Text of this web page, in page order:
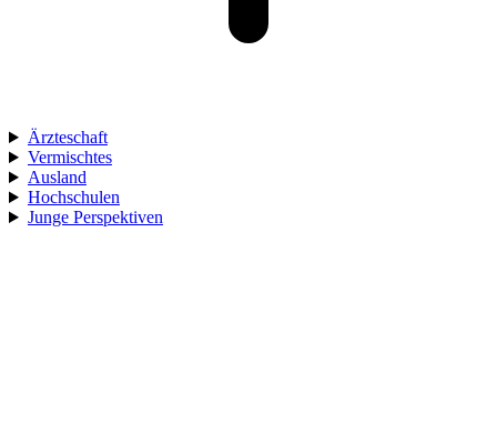
Ärzteschaft
Vermischtes
Ausland
Hochschulen
Junge Perspektiven